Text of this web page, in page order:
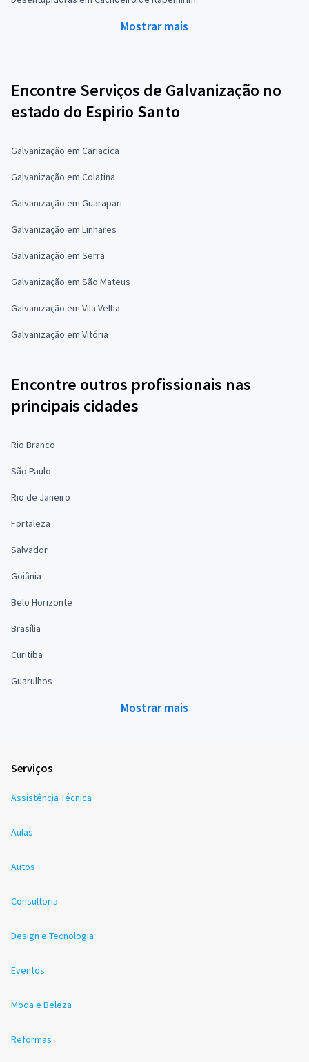
Mostrar mais
Encontre Serviços de Galvanização no
estado do Espirio Santo
Galvanização em Cariacica
Galvanização em Colatina
Galvanização em Guarapari
Galvanização em Linhares
Galvanização em Serra
Galvanização em São Mateus
Galvanização em Vila Velha
Galvanização em Vitória
Encontre outros profissionais nas
principais cidades
Rio Branco
São Paulo
Rio de Janeiro
Fortaleza
Salvador
Goiânia
Belo Horizonte
Brasília
Curitiba
Guarulhos
Mostrar mais
Serviços
Assistência Técnica
Aulas
Autos
Consultoria
Design e Tecnologia
Eventos
Moda e Beleza
Reformas